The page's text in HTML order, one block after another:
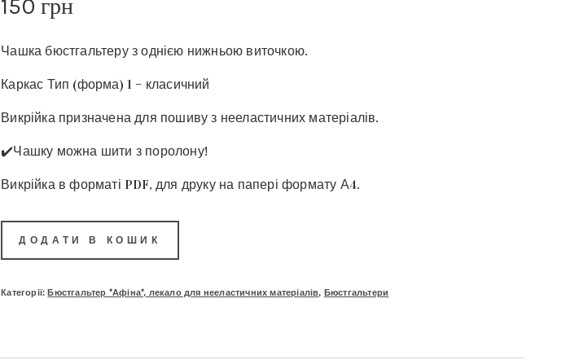
опитування
150грн
Чашка бюстгальтеру з однією нижньою виточкою.
Каркас Тип (форма) 1 – класичний
Викрійка призначена для пошиву з нееластичних матеріалів.
✔️Чашку можна шити з поролону!
Викрійка в форматі PDF, для друку на папері формату А4.
ДОДАТИ В КОШИК
Категорії:Бюстгальтер "Афіна", лекало для нееластичних матеріалів, Бюстгальтери